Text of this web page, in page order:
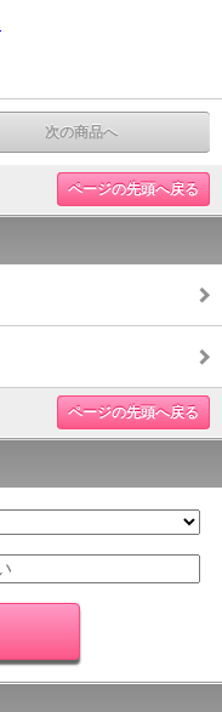
次の商品へ
ページの先頭へ戻る
ページの先頭へ戻る